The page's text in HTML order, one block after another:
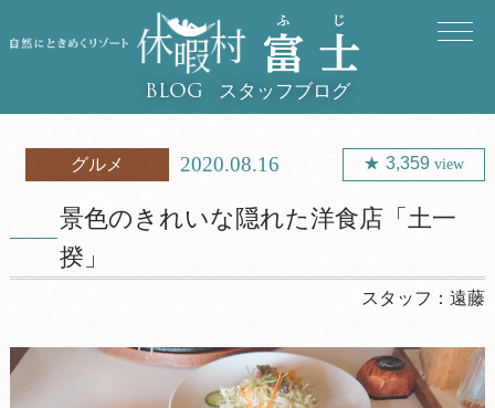
BLOG スタッフブログ
グルメ 2020.08.16 3,359view
景色のきれいな隠れた洋食店「土一
揆」
スタッフ：遠藤